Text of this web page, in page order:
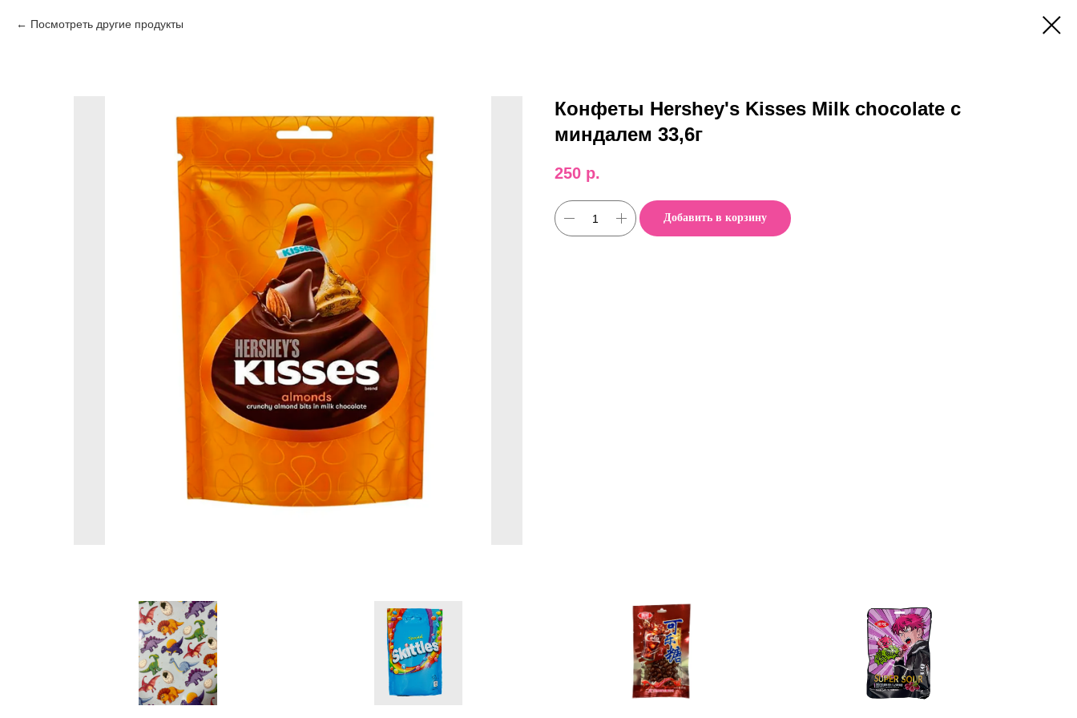
Посмотреть другие продукты
Конфеты Hershey's Kisses Milk chocolate с
миндалем 33,6г
250 р.
Добавить в корзину